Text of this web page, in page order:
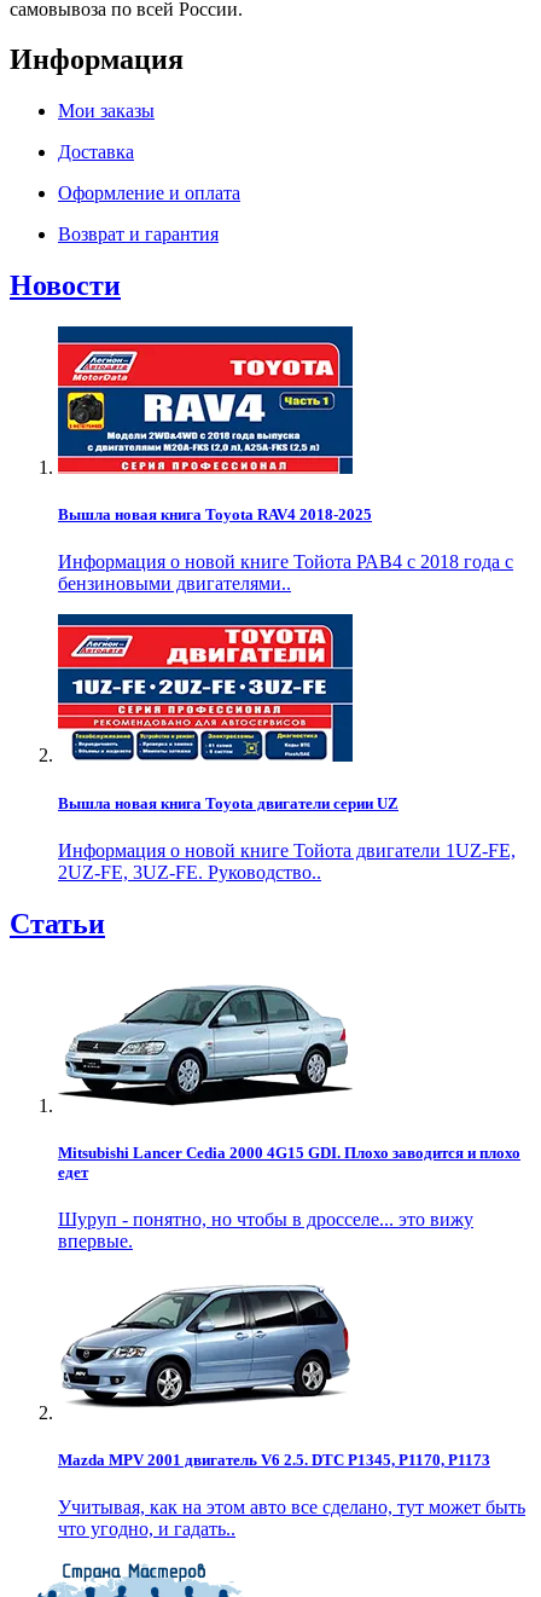
самовывоза по всей России.
Информация
Мои заказы
Доставка
Оформление и оплата
Возврат и гарантия
Новости
Вышла новая книга Toyota RAV4 2018-2025
Информация о новой книге Тойота РАВ4 с 2018 года с
бензиновыми двигателями..
Вышла новая книга Toyota двигатели серии UZ
Информация о новой книге Тойота двигатели 1UZ-FE,
2UZ-FE, 3UZ-FE. Руководство..
Статьи
Mitsubishi Lancer Cedia 2000 4G15 GDI. Плохо заводится и плохо
едет
Шуруп - понятно, но чтобы в дросселе... это вижу
впервые.
Mazda MPV 2001 двигатель V6 2.5. DTC P1345, P1170, P1173
Учитывая, как на этом авто все сделано, тут может быть
что угодно, и гадать..